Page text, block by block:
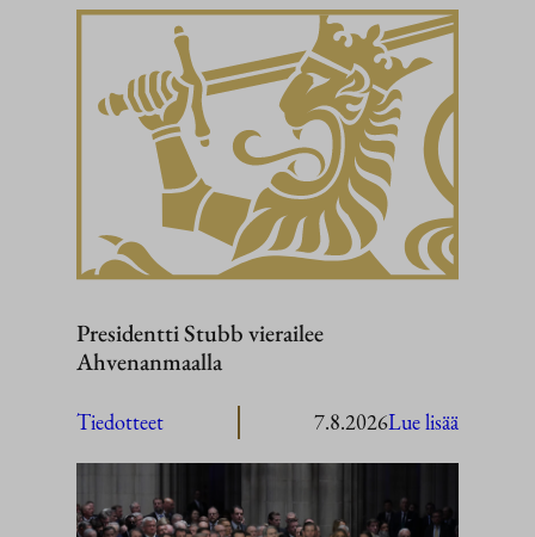
Presidentti Stubb vierailee
Ahvenanmaalla
Tiedotteet 7.8.2026Lue lisää
vierailee